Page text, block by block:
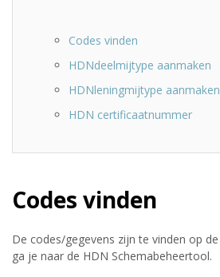
Codes vinden
HDNdeelmijtype aanmaken
HDNleningmijtype aanmaken
HDN certificaatnummer
Codes vinden
De codes/gegevens zijn te vinden op de
ga je naar de HDN Schemabeheertool.